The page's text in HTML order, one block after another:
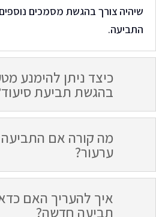
שיהיה צורך בהגשת מסמכים
התביעה.
כיצד ניתן להימנע
בהגשת תביעת
מה קורה אם
ערעור?
איך להעריך האם
תביעה חדשה?